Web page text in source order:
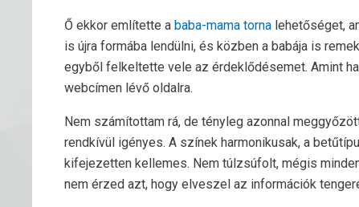
Ő ekkor említette a baba-mama torna lehetőséget,
is újra formába lendülni, és közben a babája is
egyből felkeltette vele az érdeklődésemet. Amint
webcímen lévő oldalra.
Nem számítottam rá, de tényleg azonnal
rendkívül igényes. A színek harmonikusak, a
kifejezetten kellemes. Nem túlzsúfolt, mégis
nem érzed azt, hogy elveszel az információk